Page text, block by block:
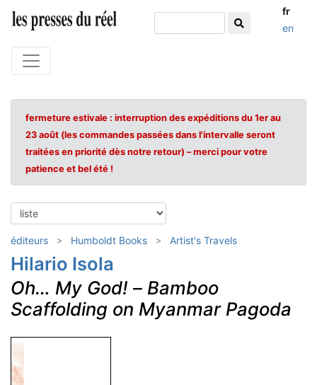
fr
en
fermeture estivale : interruption des expéditions du 1er au
23 août (les commandes passées dans l'intervalle seront
traitées en priorité dès notre retour) – merci pour votre
patience et bel été !
éditeurs Humboldt Books Artist's Travels
Hilario Isola
Oh… My God! – Bamboo
Scaffolding on Myanmar Pagoda